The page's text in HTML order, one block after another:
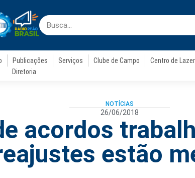
Publicações Serviços Clube de Campo Centro de Lazer
Diretoria
NOTÍCIAS
26/06/2018
acordos
estão